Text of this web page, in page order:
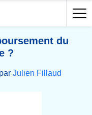
du
?
Julien Fillaud